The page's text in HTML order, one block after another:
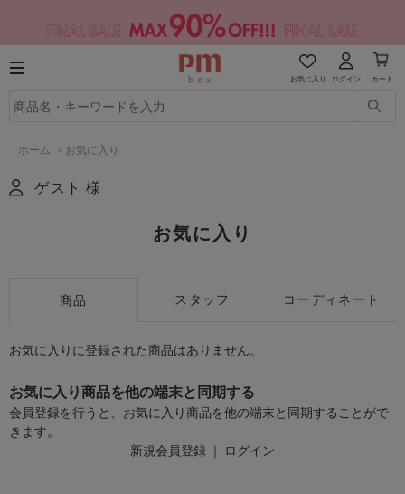
お気に入り ログイン カート
ホーム > お気に入り
ゲスト 様
お気に入り
商品 スタッフ コーディネート
お気に入りに登録された商品はありません。
お気に入り商品を他の端末と同期する
会員登録を行うと、お気に入り商品を他の端末と同期することがで
きます。
新規会員登録 ｜ ログイン